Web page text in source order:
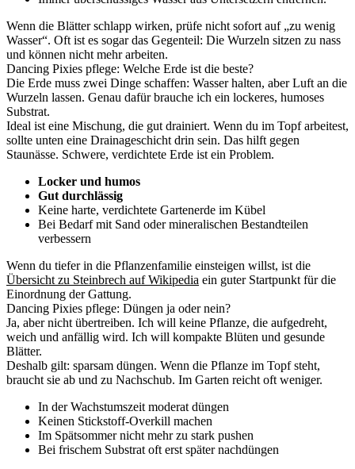
Wenn die Blätter schlapp wirken, prüfe nicht sofort auf „zu wenig
Wasser“. Oft ist es sogar das Gegenteil: Die Wurzeln sitzen zu nass
und können nicht mehr arbeiten.
Dancing Pixies pflege: Welche Erde ist die beste?
Die Erde muss zwei Dinge schaffen: Wasser halten, aber Luft an die
Wurzeln lassen. Genau dafür brauche ich ein lockeres, humoses
Substrat.
Ideal ist eine Mischung, die gut drainiert. Wenn du im Topf arbeitest,
sollte unten eine Drainageschicht drin sein. Das hilft gegen
Staunässe. Schwere, verdichtete Erde ist ein Problem.
Locker und humos
Gut durchlässig
Keine harte, verdichtete Gartenerde im Kübel
Bei Bedarf mit Sand oder mineralischen Bestandteilen
verbessern
Wenn du tiefer in die Pflanzenfamilie einsteigen willst, ist die
Übersicht zu Steinbrech auf Wikipedia ein guter Startpunkt für die
Einordnung der Gattung.
Dancing Pixies pflege: Düngen ja oder nein?
Ja, aber nicht übertreiben. Ich will keine Pflanze, die aufgedreht,
weich und anfällig wird. Ich will kompakte Blüten und gesunde
Blätter.
Deshalb gilt: sparsam düngen. Wenn die Pflanze im Topf steht,
braucht sie ab und zu Nachschub. Im Garten reicht oft weniger.
In der Wachstumszeit moderat düngen
Keinen Stickstoff-Overkill machen
Im Spätsommer nicht mehr zu stark pushen
Bei frischem Substrat oft erst später nachdüngen